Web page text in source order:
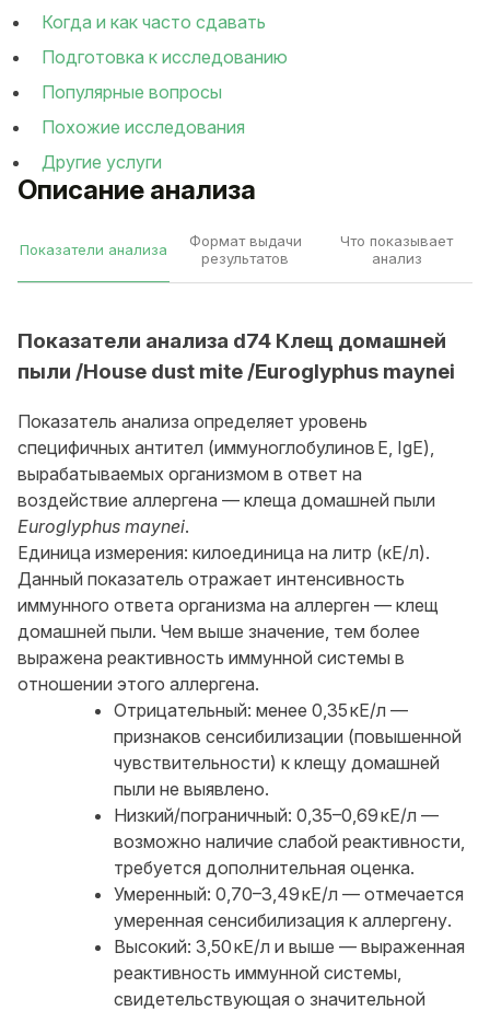
Описание анализа
Показатели анализа
Формат выдачи
результатов
Что показывает
анализ
Показатели анализа d74 Клещ домашней
пыли /House dust mite /Euroglyphus maynei
Показатель анализа определяет уровень
специфичных антител (иммуноглобулинов E, IgE),
вырабатываемых организмом в ответ на
воздействие аллергена — клеща домашней пыли
Euroglyphus maynei.
Единица измерения: килоединица на литр (кЕ/л).
Данный показатель отражает интенсивность
иммунного ответа организма на аллерген — клещ
домашней пыли. Чем выше значение, тем более
выражена реактивность иммунной системы в
отношении этого аллергена.
Отрицательный: менее 0,35 кЕ/л —
признаков сенсибилизации (повышенной
чувствительности) к клещу домашней
пыли не выявлено.
Низкий/пограничный: 0,35–0,69 кЕ/л —
возможно наличие слабой реактивности,
требуется дополнительная оценка.
Умеренный: 0,70–3,49 кЕ/л — отмечается
умеренная сенсибилизация к аллергену.
Высокий: 3,50 кЕ/л и выше — выраженная
реактивность иммунной системы,
свидетельствующая о значительной
Когда и как часто сдавать
Подготовка к исследованию
Популярные вопросы
Похожие исследования
Другие услуги